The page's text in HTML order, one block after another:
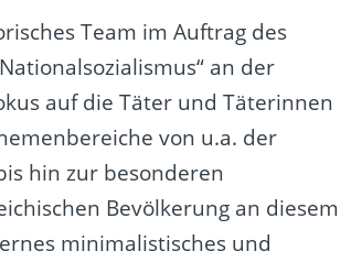
Team im Auftrag des
an der
auf die Täter und Täterinnen
von u.a. der
hin zur besonderen
Bevölkerung an diesem
minimalistisches und